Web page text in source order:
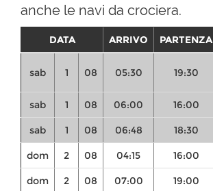
anche le navi da crociera.
DATA ARRIVO PARTENZA
sab 1 08 05:30 19:30
sab 1 08 06:00 16:00
sab 1 08 06:48 18:30
dom 2 08 04:15 16:00
dom 2 08 07:00 19:00